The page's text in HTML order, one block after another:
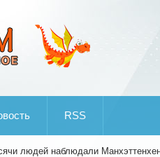
RSS
людей наблюдали